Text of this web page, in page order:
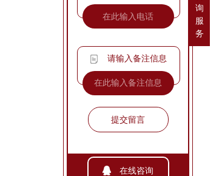
询
服
务
请输入备注信息
提交留言
在线咨询